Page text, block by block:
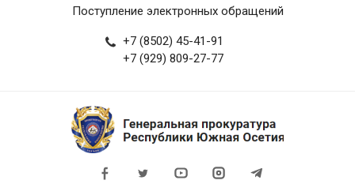
Поступление электронных обращений
+7 (8502) 45-41-91
+7 (929) 809-27-77